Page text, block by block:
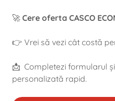
🚀 Cere oferta CASCO
👉 Vrei să vezi cât costă
📩 Completezi formularul
personalizată rapid.